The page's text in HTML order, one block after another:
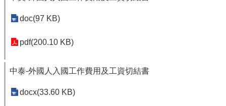
doc(97 KB)
pdf(200.10 KB)
中泰-外國人入國工作費用及工資切結書
docx(33.60 KB)